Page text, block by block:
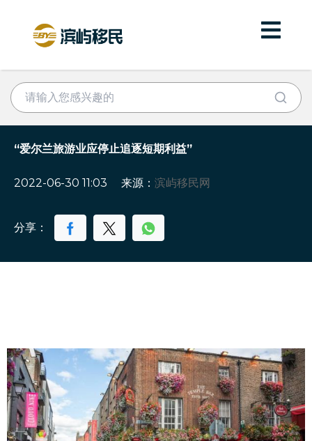
“爱尔兰旅游业应停止追逐短期利益”
2022-06-30 11:03 来源： 滨屿移民网
分享：